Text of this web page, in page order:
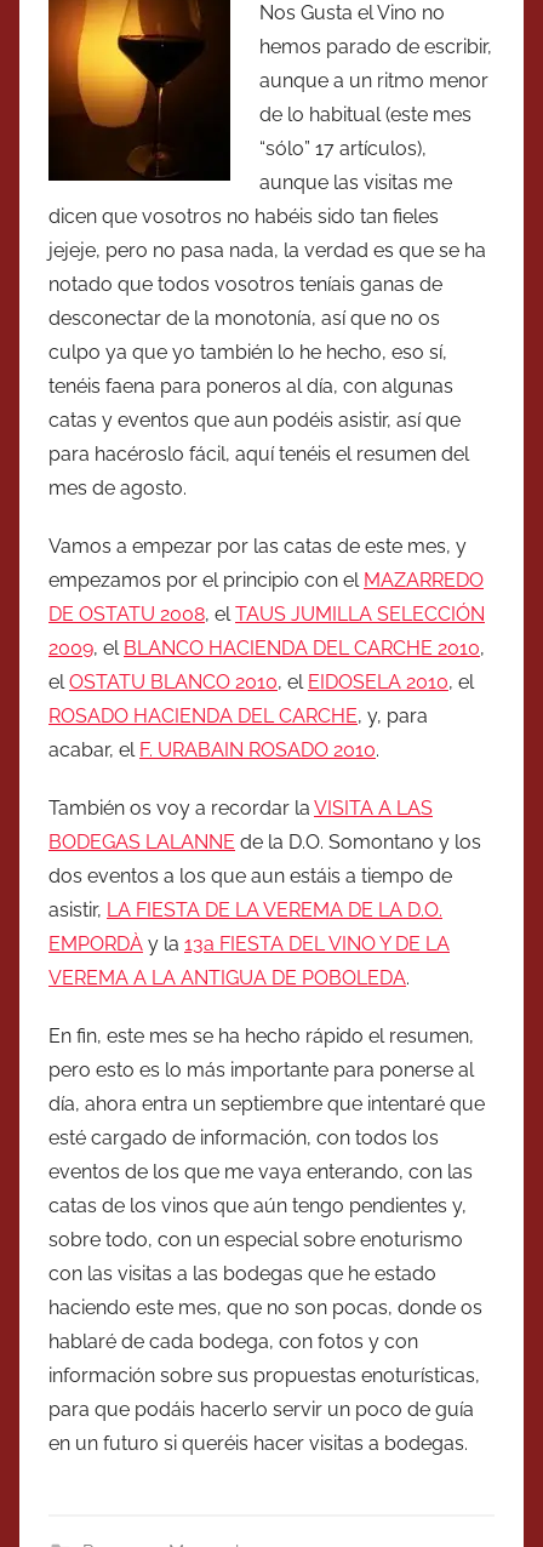
Nos Gusta el Vino no
hemos parado de escribir,
aunque a un ritmo menor
de lo habitual (este mes
“sólo” 17 artículos),
aunque las visitas me
dicen que vosotros no habéis sido tan fieles
jejeje, pero no pasa nada, la verdad es que se ha
notado que todos vosotros teníais ganas de
desconectar de la monotonía, así que no os
culpo ya que yo también lo he hecho, eso sí,
tenéis faena para poneros al día, con algunas
catas y eventos que aun podéis asistir, así que
para hacéroslo fácil, aquí tenéis el resumen del
mes de agosto.
Vamos a empezar por las catas de este mes, y
empezamos por el principio con el MAZARREDO
DE OSTATU 2008, elTAUS JUMILLA SELECCIÓN
2009, el BLANCO HACIENDA DEL CARCHE 2010,
elOSTATU BLANCO 2010, el EIDOSELA 2010, el
ROSADO HACIENDA DEL CARCHE, y, para
acabar, el F. URABAIN ROSADO 2010.
También os voy a recordar la VISITA A LAS
BODEGAS LALANNE de la D.O. Somontano y los
dos eventos a los que aun estáis a tiempo de
asistir, LA FIESTA DE LA VEREMA DE LA D.O.
EMPORDÀ y la 13a FIESTA DEL VINO Y DE LA
VEREMA A LA ANTIGUA DE POBOLEDA.
En fin, este mes se ha hecho rápido el resumen,
pero esto es lo más importante para ponerse al
día, ahora entra un septiembre que intentaré que
esté cargado de información, con todos los
eventos de los que me vaya enterando, con las
catas de los vinos que aún tengo pendientes y,
sobre todo, con un especial sobre enoturismo
con las visitas a las bodegas que he estado
haciendo este mes, que no son pocas, donde os
hablaré de cada bodega, con fotos y con
información sobre sus propuestas enoturísticas,
para que podáis hacerlo servir un poco de guía
en un futuro si queréis hacer visitas a bodegas.